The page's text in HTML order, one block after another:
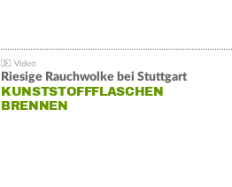
Riesige Rauchwolke bei Stuttgart
KUNSTSTOFFFLASCHEN
BRENNEN